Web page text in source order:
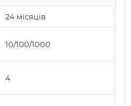
24 місяців
10/100/1000
4